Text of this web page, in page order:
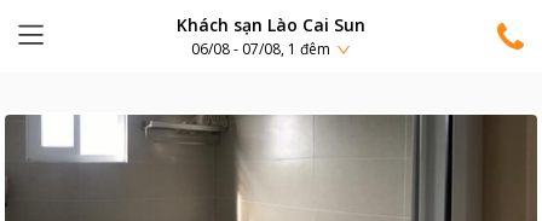
Khách sạn Lào Cai Sun
06/08 - 07/08, 1 đêm